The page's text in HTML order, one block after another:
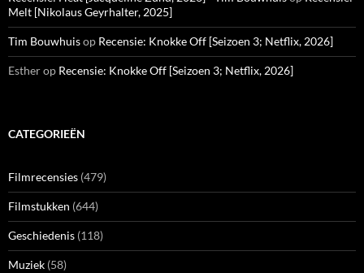
Melt [Nikolaus Geyrhalter, 2025]
Tim Bouwhuisop Recensie: Knokke Off [Seizoen 3; Netflix, 2026]
Estherop Recensie: Knokke Off [Seizoen 3; Netflix, 2026]
CATEGORIEËN
Filmrecensies (479)
Filmstukken (644)
Geschiedenis (118)
Muziek (58)